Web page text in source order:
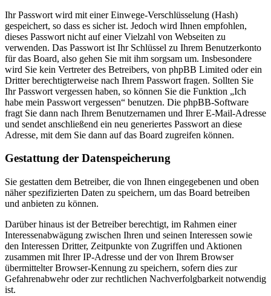
Ihr Passwort wird mit einer Einwege-Verschlüsselung (Hash)
gespeichert, so dass es sicher ist. Jedoch wird Ihnen empfohlen,
dieses Passwort nicht auf einer Vielzahl von Webseiten zu
verwenden. Das Passwort ist Ihr Schlüssel zu Ihrem Benutzerkonto
für das Board, also gehen Sie mit ihm sorgsam um. Insbesondere
wird Sie kein Vertreter des Betreibers, von phpBB Limited oder ein
Dritter berechtigterweise nach Ihrem Passwort fragen. Sollten Sie
Ihr Passwort vergessen haben, so können Sie die Funktion „Ich
habe mein Passwort vergessen“ benutzen. Die phpBB-Software
fragt Sie dann nach Ihrem Benutzernamen und Ihrer E-Mail-Adresse
und sendet anschließend ein neu generiertes Passwort an diese
Adresse, mit dem Sie dann auf das Board zugreifen können.
Gestattung der Datenspeicherung
Sie gestatten dem Betreiber, die von Ihnen eingegebenen und oben
näher spezifizierten Daten zu speichern, um das Board betreiben
und anbieten zu können.
Darüber hinaus ist der Betreiber berechtigt, im Rahmen einer
Interessenabwägung zwischen Ihren und seinen Interessen sowie
den Interessen Dritter, Zeitpunkte von Zugriffen und Aktionen
zusammen mit Ihrer IP-Adresse und der von Ihrem Browser
übermittelter Browser-Kennung zu speichern, sofern dies zur
Gefahrenabwehr oder zur rechtlichen Nachverfolgbarkeit notwendig
ist.